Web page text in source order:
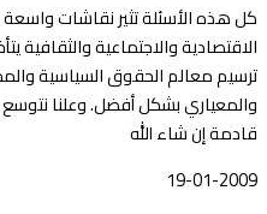
كل هذه الأسئلة تثير نقاشات
الاقتصادية والاجتماعية والثقافية
ترسيم معالم الحقوق السياسية
والمعياري بشكل أفضل. وعلنا
قادمة إن شاء الله
19-01-2009